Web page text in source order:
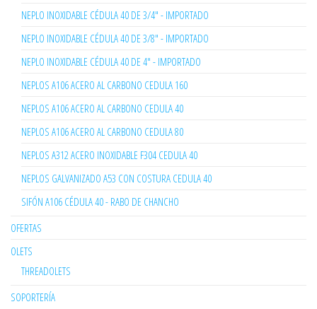
NEPLO INOXIDABLE CÉDULA 40 DE 3/4" - IMPORTADO
NEPLO INOXIDABLE CÉDULA 40 DE 3/8" - IMPORTADO
NEPLO INOXIDABLE CÉDULA 40 DE 4" - IMPORTADO
NEPLOS A106 ACERO AL CARBONO CEDULA 160
NEPLOS A106 ACERO AL CARBONO CEDULA 40
NEPLOS A106 ACERO AL CARBONO CEDULA 80
NEPLOS A312 ACERO INOXIDABLE F304 CEDULA 40
NEPLOS GALVANIZADO A53 CON COSTURA CEDULA 40
SIFÓN A106 CÉDULA 40 - RABO DE CHANCHO
OFERTAS
OLETS
THREADOLETS
SOPORTERÍA